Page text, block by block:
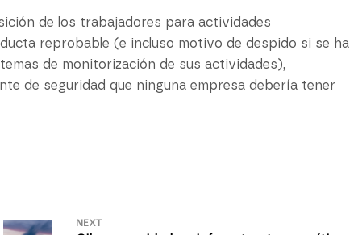
de los trabajadores para actividades
reprobable (e incluso motivo de despido si se ha
de monitorización de sus actividades),
de seguridad que ninguna empresa debería tener
NEXT